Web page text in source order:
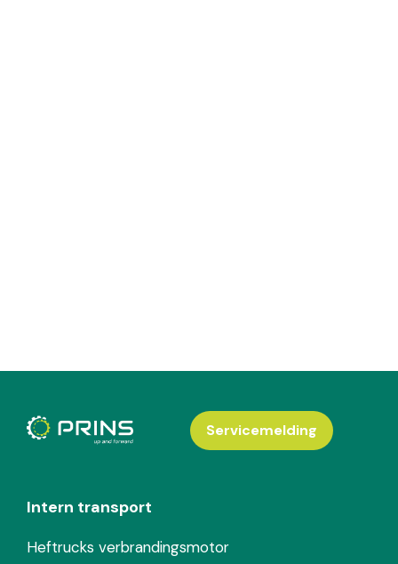
Intern transport
Heftrucks verbrandingsmotor
Servicemelding